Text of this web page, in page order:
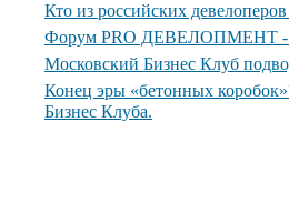
Кто из российских
Форум PRO ДЕВЕЛОПМЕНТ -
Московский Бизнес Клуб
Конец эры «бетонных
Бизнес Клуба.